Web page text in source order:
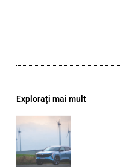
Explorați mai mult